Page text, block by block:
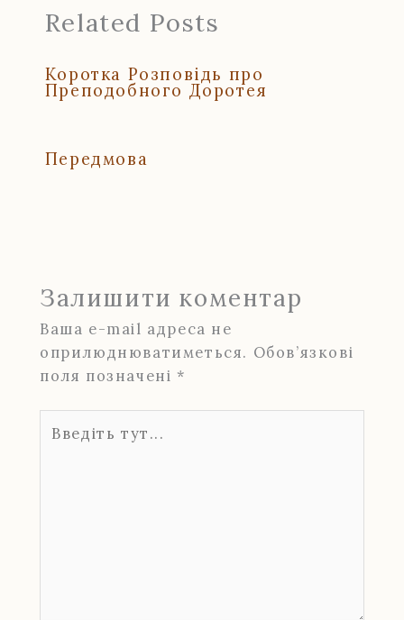
Related Posts
Коротка Розповідь про
Преподобного Доротея
Передмова
Залишити коментар
Ваша e-mail адреса не
оприлюднюватиметься. Обов’язкові
поля позначені *
тут...